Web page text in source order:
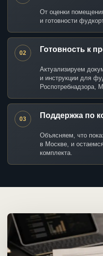
От оценки
и готовности
02 Готовность к
Актуализируем
и инструкции для
Роспотребнадзора,
03 Поддержка по
Объясняем, что
в Москве, и
комплекта.